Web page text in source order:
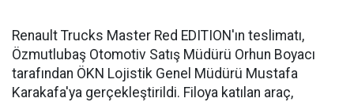
Renault Trucks Master Red EDITION'ın teslimatı,
Özmutlubaş Otomotiv Satış Müdürü Orhun Boyacı
tarafından ÖKN Lojistik Genel Müdürü Mustafa
Karakafa'ya gerçekleştirildi. Filoya katılan araç,